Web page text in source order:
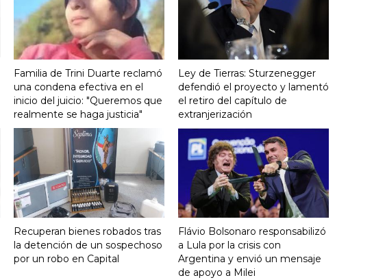
Familia de Trini Duarte reclamó
una condena efectiva en el
inicio del juicio: "Queremos que
realmente se haga justicia"
Ley de Tierras: Sturzenegger
defendió el proyecto y lamentó
el retiro del capítulo de
extranjerización
Recuperan bienes robados tras
la detención de un sospechoso
por un robo en Capital
Flávio Bolsonaro responsabilizó
a Lula por la crisis con
Argentina y envió un mensaje
de apoyo a Milei